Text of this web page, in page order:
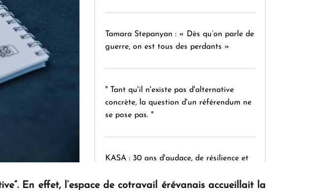
Tamara Stepanyan : « Dès qu’on parle de
guerre, on est tous des perdants »
" Tant qu'il n'existe pas d'alternative
concrète, la question d'un référendum ne
se pose pas. "
KASA : 30 ans d'audace, de résilience et
En effet, l’espace de cotravail érévanais accueillait la